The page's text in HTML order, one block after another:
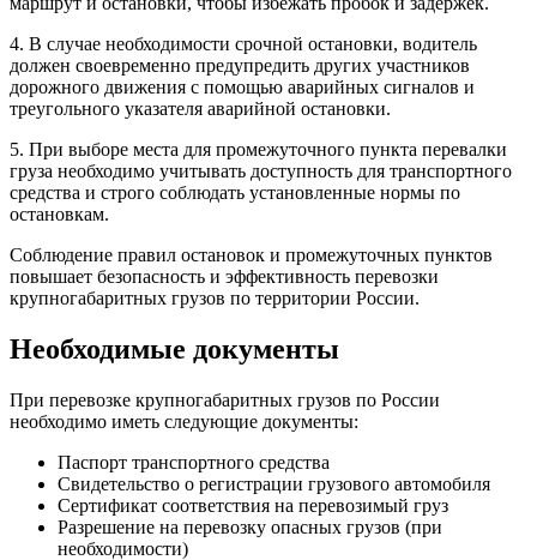
4. В случае необходимости срочной остановки, водитель
должен своевременно предупредить других участников
дорожного движения с помощью аварийных сигналов и
треугольного указателя аварийной остановки.
5. При выборе места для промежуточного пункта перевалки
груза необходимо учитывать доступность для транспортного
средства и строго соблюдать установленные нормы по
остановкам.
Соблюдение правил остановок и промежуточных пунктов
повышает безопасность и эффективность перевозки
крупногабаритных грузов по территории России.
Необходимые документы
При перевозке крупногабаритных грузов по России
необходимо иметь следующие документы:
Паспорт транспортного средства
Свидетельство о регистрации грузового автомобиля
Сертификат соответствия на перевозимый груз
Разрешение на перевозку опасных грузов (при
необходимости)